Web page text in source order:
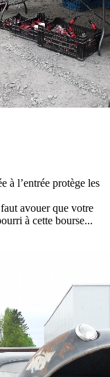
à l’entrée protège les
avouer que votre
à cette bourse...